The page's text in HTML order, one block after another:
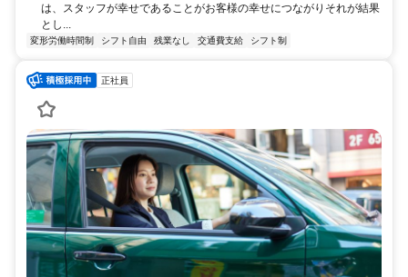
は、スタッフが幸せであることがお客様の幸せにつながりそれが結果
とし...
変形労働時間制 シフト自由 残業なし 交通費支給 シフト制
正社員